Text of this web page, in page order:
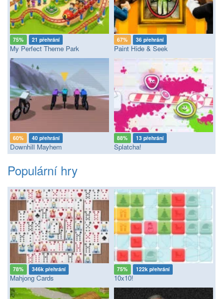
75% 21 přehrání
My Perfect Theme Park
67% 36 přehrání
Paint Hide & Seek
60% 40 přehrání
Downhill Mayhem
88% 13 přehrání
Splatcha!
Populární hry
78% 346k přehrání
Mahjong Cards
75% 122k přehrání
10x10!